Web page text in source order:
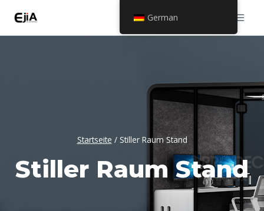
Startseite / Stiller Raum Stand
Stiller Raum Stand
German